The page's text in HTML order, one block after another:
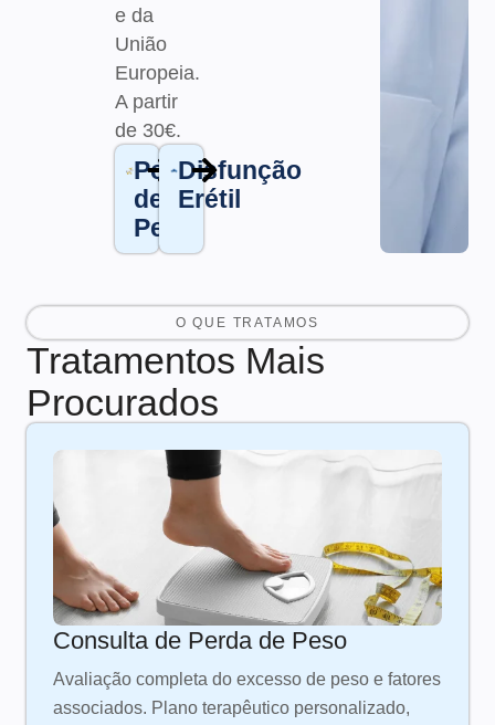
e da
União
Europeia.
A partir
de 30€.
Perda
de
Peso
Disfunção
Erétil
O QUE TRATAMOS
Tratamentos Mais
Procurados
Consulta de Perda de Peso
Avaliação completa do excesso de peso e fatores
associados. Plano terapêutico personalizado,